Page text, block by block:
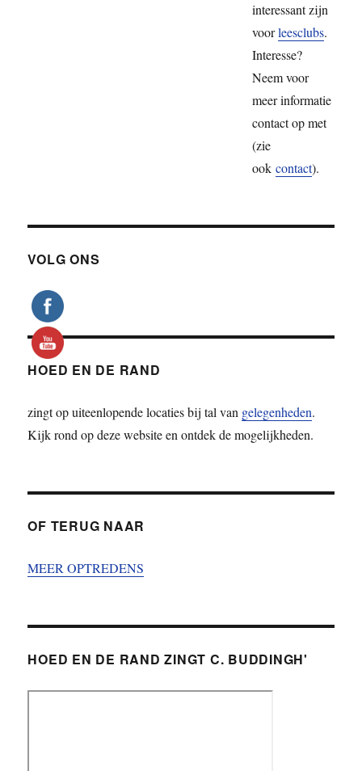
interessant zijn
voorleesclubs.
Interesse?
Neem voor
meer informatie
contact op met
(zie
ookcontact).
VOLG ONS
HOED EN DE RAND
zingt op uiteenlopende locaties bij tal van gelegenheden.
Kijk rond op deze website en ontdek de mogelijkheden.
OF TERUG NAAR
MEER OPTREDENS
HOED EN DE RAND ZINGT C. BUDDINGH'